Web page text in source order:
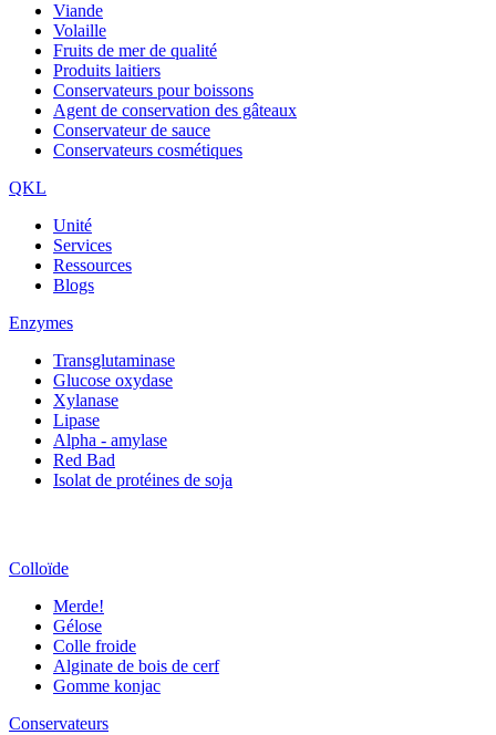
Viande
Volaille
Fruits de mer de qualité
Produits laitiers
Conservateurs pour boissons
Agent de conservation des gâteaux
Conservateur de sauce
Conservateurs cosmétiques
QKL
Unité
Services
Ressources
Blogs
Enzymes
Transglutaminase
Glucose oxydase
Xylanase
Lipase
Alpha - amylase
Red Bad
Isolat de protéines de soja
Colloïde
Merde!
Gélose
Colle froide
Alginate de bois de cerf
Gomme konjac
Conservateurs